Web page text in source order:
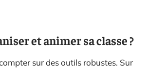
et animer sa classe ?
sur des outils robustes. Sur